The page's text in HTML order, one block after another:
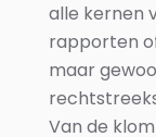
alle kernen
rapporten
maar
Van de